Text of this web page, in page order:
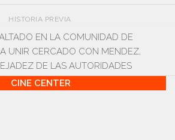
HISTORIA PREVIA
EN LA COMUNIDAD DE
UNIR CERCADO CON MENDEZ,
DE LAS AUTORIDADES
CINE CENTER